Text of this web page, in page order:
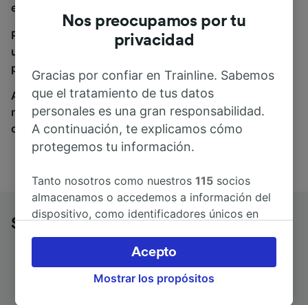
estás en el sitio adecuado.
Para encontrar billetes de autobús, simplemente haz
una búsqueda y nosotros compararemos horarios y
precios tanto de tren como de autobús.
A donde quiera que vayas, tu viaje empieza con
nosotros. Encuentra billetes de más de 170
compañías de tren y autobús.
Sion a Martigny en autobús
Nos preocupamos por tu
privacidad
Gracias por confiar en Trainline. Sabemos
que el tratamiento de tus datos
personales es una gran responsabilidad.
A continuación, te explicamos cómo
protegemos tu información.
Tanto nosotros como nuestros115 socios
almacenamos o accedemos a información del
dispositivo, como identificadores únicos en
Puedes aceptar o administrar tus preferencias
haciendo clic abajo, incluido el derecho de
oposición en función de tu interés legítimo o,
Mostrar los propósitos
Acepto